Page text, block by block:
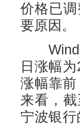
价格已
要原因。
Wind
日涨幅
涨幅靠
来看，
宁波银